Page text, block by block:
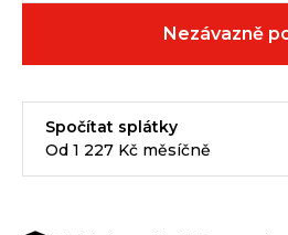
Nezávazně
Spočítat splátky
Od 1 227 Kč měsíčně